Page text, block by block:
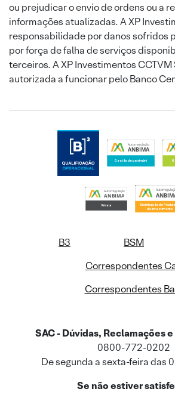
ou prejudicar o envio de ordens ou a
informações atualizadas. A XP
responsabilidade por danos sofridos
por força de falha de serviços
terceiros. A XP Investimentos
autorizada a funcionar pelo Banco
B3 BSM
Correspondentes
Correspondentes
SAC - Dúvidas, Reclamações
0800-772-0202
De segunda a sexta-feira das
Se não estiver